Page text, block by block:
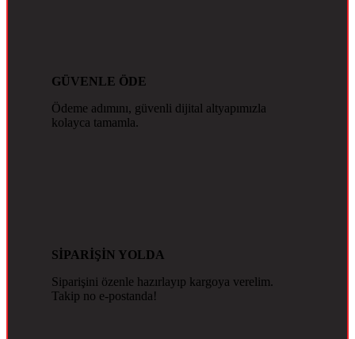
GÜVENLE ÖDE
Ödeme adımını, güvenli dijital altyapımızla
kolayca tamamla.
SİPARİŞİN YOLDA
Siparişini özenle hazırlayıp kargoya verelim.
Takip no e-postanda!